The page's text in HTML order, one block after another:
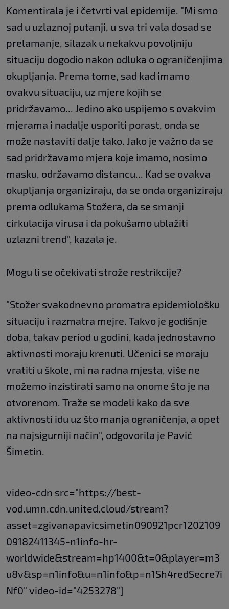
Komentirala je i četvrti val epidemije. "Mi smo
sad u uzlaznoj putanji, u sva tri vala dosad se
prelamanje, silazak u nekakvu povoljniju
situaciju dogodio nakon odluka o ograničenjima
okupljanja. Prema tome, sad kad imamo
ovakvu situaciju, uz mjere kojih se
pridržavamo... Jedino ako uspijemo s ovakvim
mjerama i nadalje usporiti porast, onda se
može nastaviti dalje tako. Jako je važno da se
sad pridržavamo mjera koje imamo, nosimo
masku, održavamo distancu... Kad se ovakva
okupljanja organiziraju, da se onda organiziraju
prema odlukama Stožera, da se smanji
cirkulacija virusa i da pokušamo ublažiti
uzlazni trend", kazala je.
Mogu li se očekivati strože restrikcije?
"Stožer svakodnevno promatra epidemiološku
situaciju i razmatra mejre. Takvo je godišnje
doba, takav period u godini, kada jednostavno
aktivnosti moraju krenuti. Učenici se moraju
vratiti u škole, mi na radna mjesta, više ne
možemo inzistirati samo na onome što je na
otvorenom. Traže se modeli kako da sve
aktivnosti idu uz što manja ograničenja, a opet
na najsigurniji način", odgovorila je Pavić
Šimetin.
video-cdn src="https://best-
vod.umn.cdn.united.cloud/stream?
asset=zgivanapavicsimetin090921pcr1202109
09182411345-n1info-hr-
worldwide&stream=hp1400&t=0&player=m3
u8v&sp=n1info&u=n1info&p=n1Sh4redSecre7i
Nf0" video-id="4253278"]